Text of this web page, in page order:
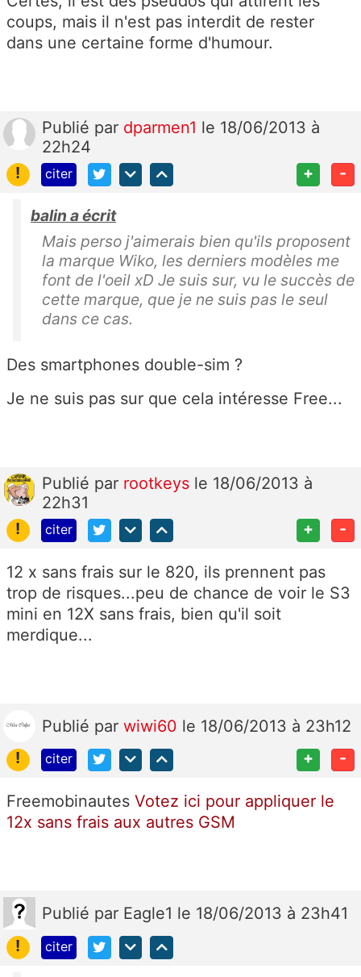
coups, mais il n'est pas interdit de rester
dans une certaine forme d'humour.
Publié par dparmen1 le 18/06/2013 à
22h24
!
citer + -
balin a écrit
Mais perso j'aimerais bien qu'ils proposent
la marque Wiko, les derniers modèles me
font de l'oeil xD Je suis sur, vu le succès de
cette marque, que je ne suis pas le seul
dans ce cas.
Des smartphones double-sim ?
Je ne suis pas sur que cela intéresse Free...
Publié par rootkeys le 18/06/2013 à
22h31
!
citer + -
12 x sans frais sur le 820, ils prennent pas
trop de risques...peu de chance de voir le S3
mini en 12X sans frais, bien qu'il soit
merdique...
Publié par wiwi60 le 18/06/2013 à 23h12
!
citer + -
Freemobinautes Votez ici pour appliquer le
12x sans frais aux autres GSM
Publié par Eagle1 le 18/06/2013 à 23h41
!
citer